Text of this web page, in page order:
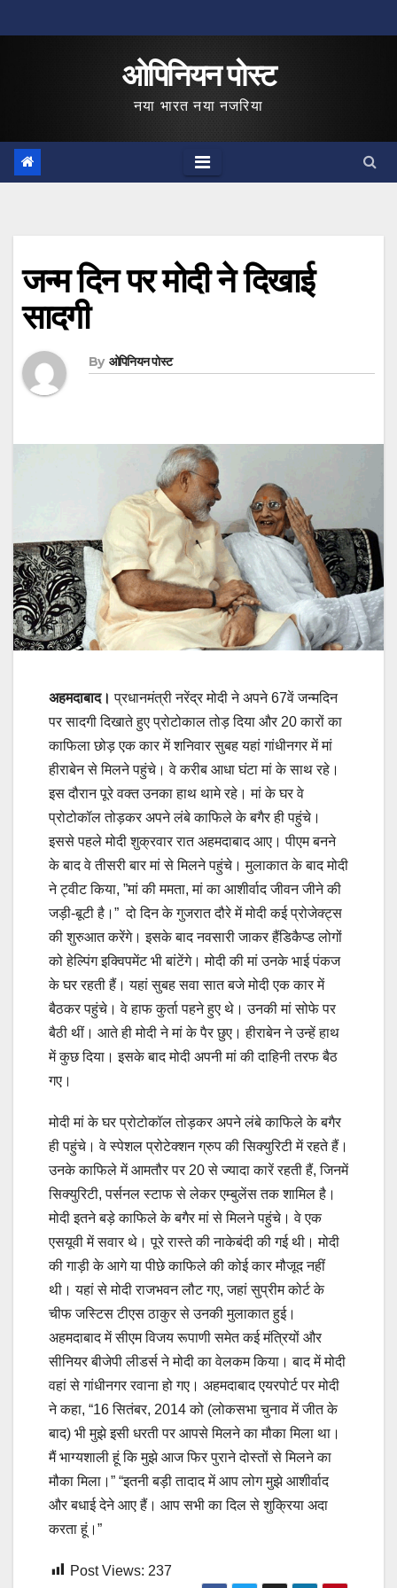
to
ओपिनियन पोस्ट
नया भारत नया नजरिया
जन्‍म दिन पर मोदी ने दिखाई
सादगी
By ओपिनियन पोस्ट
अहमदाबाद। प्रधानमंत्री नरेंद्र मोदी ने अपने 67वें जन्मदिन
पर सादगी दिखाते हुए प्रोटोकाल तोड़ दिया और 20 कारों का
काफिला छोड़ एक कार में शनिवार सुबह यहां गांधीनगर में मां
हीराबेन से मिलने पहुंचे। वे करीब आधा घंटा मां के साथ रहे।
इस दौरान पूरे वक्त उनका हाथ थामे रहे। मां के घर वे
प्रोटोकॉल तोड़कर अपने लंबे काफिले के बगैर ही पहुंचे।
इससे पहले मोदी शुक्रवार रात अहमदाबाद आए। पीएम बनने
के बाद वे तीसरी बार मां से मिलने पहुंचे। मुलाकात के बाद मोदी
ने ट्वीट किया, ”मां की ममता, मां का आशीर्वाद जीवन जीने की
जड़ी-बूटी है।” दो दिन के गुजरात दौरे में मोदी कई प्रोजेक्ट्स
की शुरुआत करेंगे। इसके बाद नवसारी जाकर हैंडिकैप्ड लोगों
को हेल्पिंग इक्विपमेंट भी बांटेंगे। मोदी की मां उनके भाई पंकज
के घर रहती हैं। यहां सुबह सवा सात बजे मोदी एक कार में
बैठकर पहुंचे। वे हाफ कुर्ता पहने हुए थे। उनकी मां सोफे पर
बैठी थीं। आते ही मोदी ने मां के पैर छुए। हीराबेन ने उन्हें हाथ
में कुछ दिया। इसके बाद मोदी अपनी मां की दाहिनी तरफ बैठ
गए।
मोदी मां के घर प्रोटोकॉल तोड़कर अपने लंबे काफिले के बगैर
ही पहुंचे। वे स्पेशल प्रोटेक्शन ग्रुप की सिक्युरिटी में रहते हैं।
उनके काफिले में आमतौर पर 20 से ज्यादा कारें रहती हैं, जिनमें
सिक्युरिटी, पर्सनल स्टाफ से लेकर एम्बुलेंस तक शामिल है।
मोदी इतने बड़े काफिले के बगैर मां से मिलने पहुंचे। वे एक
एसयूवी में सवार थे। पूरे रास्ते की नाकेबंदी की गई थी। मोदी
की गाड़ी के आगे या पीछे काफिले की कोई कार मौजूद नहीं
थी। यहां से मोदी राजभवन लौट गए, जहां सुप्रीम कोर्ट के
चीफ जस्टिस टीएस ठाकुर से उनकी मुलाकात हुई।
अहमदाबाद में सीएम विजय रूपाणी समेत कई मंत्रियों और
सीनियर बीजेपी लीडर्स ने मोदी का वेलकम किया। बाद में मोदी
वहां से गांधीनगर रवाना हो गए। अहमदाबाद एयरपोर्ट पर मोदी
ने कहा, “16 सितंबर, 2014 को (लोकसभा चुनाव में जीत के
बाद) भी मुझे इसी धरती पर आपसे मिलने का मौका मिला था।
मैं भाग्यशाली हूं कि मुझे आज फिर पुराने दोस्तों से मिलने का
मौका मिला।” “इतनी बड़ी तादाद में आप लोग मुझे आशीर्वाद
और बधाई देने आए हैं। आप सभी का दिल से शुक्रिया अदा
करता हूं।”
Post Views: 237